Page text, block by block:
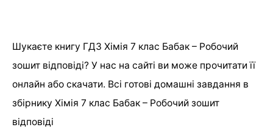
Шукаєте книгу ГДЗ Хімія 7 клас Бабак – Робочий
зошит відповіді? У нас на сайті ви може прочитати її
онлайн або скачати. Всі готові домашні завдання в
збірнику Хімія 7 клас Бабак – Робочий зошит
відповіді